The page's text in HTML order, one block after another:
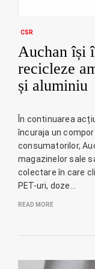
CSR
Auchan își
recicleze
și aluminiu
În continuarea
încuraja un
consumatorilor,
magazinelor sale
colectare în care
PET-uri, doze…
READ MORE